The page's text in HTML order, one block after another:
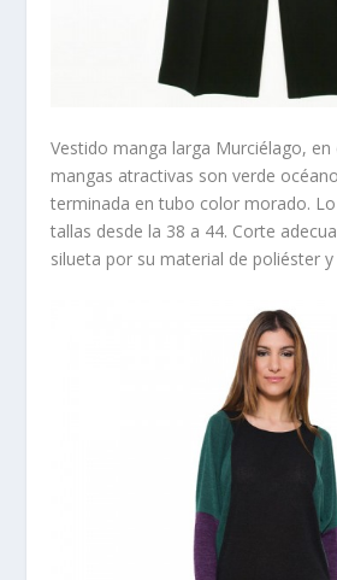
Vestido manga larga Murciélago, en
mangas atractivas son verde
terminada en tubo color morado.
tallas desde la 38 a 44. Corte
silueta por su material de poliéster